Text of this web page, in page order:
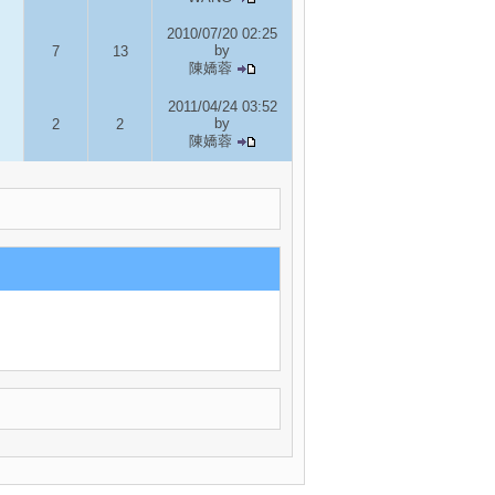
7 13
2010/07/20 02:25
by
陳嬌蓉
2 2
2011/04/24 03:52
by
陳嬌蓉